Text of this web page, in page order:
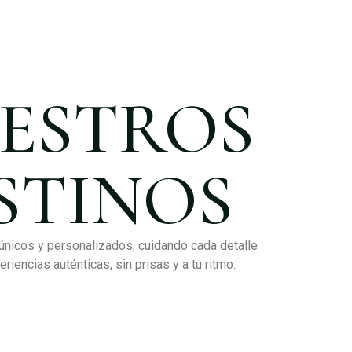
y personalizados, cuidando cada detalle
auténticas, sin prisas y a tu ritmo.